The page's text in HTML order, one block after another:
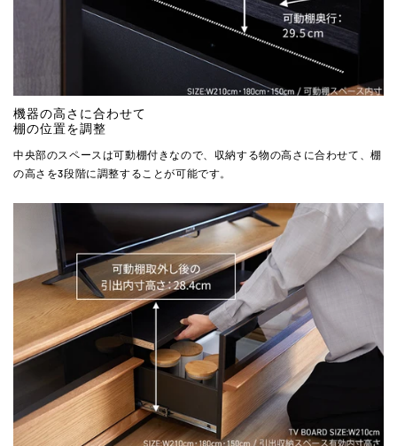
機器の高さに合わせて
棚の位置を調整
中央部のスペースは可動棚付きなので、収納する物の高さに合わせて、棚
の高さを3段階に調整することが可能です。